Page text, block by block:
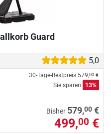
Guard
5,0
30-Tage-Bestpreis 579,00 €
Sie sparen
13%
Bisher 579,00 €
499,00 €